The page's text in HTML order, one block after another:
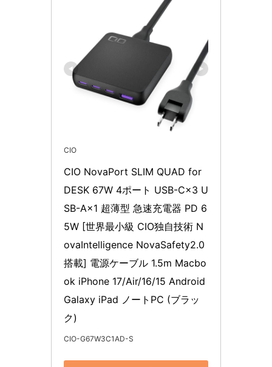
CIO
CIO NovaPort SLIM QUAD for
DESK 67W 4ポート USB-C×3 U
SB-A×1 超薄型 急速充電器 PD 6
5W [世界最小級 CIO独自技術 N
ovaIntelligence NovaSafety2.0
搭載] 電源ケーブル 1.5m Macbo
ok iPhone 17/Air/16/15 Android
Galaxy iPad ノートPC (ブラッ
ク)
CIO-G67W3C1AD-S